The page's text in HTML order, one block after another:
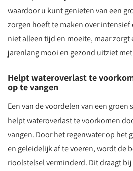
waardoor u kunt genieten van een
zorgen hoeft te maken over
niet alleen tijd en moeite, maar zorgt
jarenlang mooi en gezond uitziet
Helpt wateroverlast te
op te vangen
Een van de voordelen van een groen
helpt wateroverlast te voorkomen
vangen. Door het regenwater op het
en geleidelijk af te voeren, wordt de
rioolstelsel verminderd. Dit draagt bij